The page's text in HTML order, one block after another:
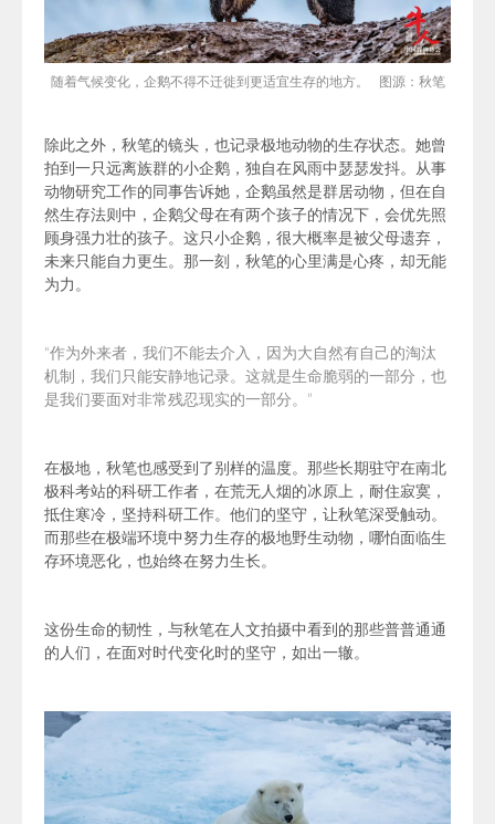
随着气候变化，企鹅不得不迁徙到更适宜生存的地方。 图源：秋笔
除此之外，秋笔的镜头，也记录极地动物的生存状态。她曾
拍到一只远离族群的小企鹅，独自在风雨中瑟瑟发抖。从事
动物研究工作的同事告诉她，企鹅虽然是群居动物，但在自
然生存法则中，企鹅父母在有两个孩子的情况下，会优先照
顾身强力壮的孩子。这只小企鹅，很大概率是被父母遗弃，
未来只能自力更生。那一刻，秋笔的心里满是心疼，却无能
为力。
“作为外来者，我们不能去介入，因为大自然有自己的淘汰
机制，我们 只能安静地记录。 这就是生命脆弱的一部分，也
是我们要面对非常残忍现实的一部分。 ”
在极地，秋笔也感受到了别样的温度。那些长期驻守在南北
极科考站的科研工作者，在荒无人烟的冰原上，耐住寂寞，
抵住寒冷，坚持科研工作。他们的坚守，让秋笔深受触动。
而那些在极端环境中努力生存的极地野生动物，哪怕面临生
存环境恶化，也始终在努力生长。
这份生命的韧性，与秋笔在人文拍摄中看到的那些普普通通
的人们，在面对时代变化时的坚守，如出一辙。